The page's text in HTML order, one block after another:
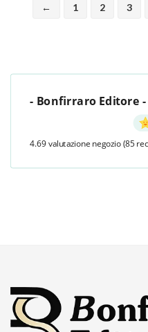
← 1 2 3
- Bonfirraro Editore -
4.69 valutazione negozio (85